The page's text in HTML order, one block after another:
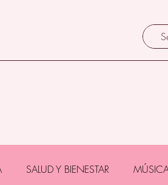
SALUD Y BIENESTAR